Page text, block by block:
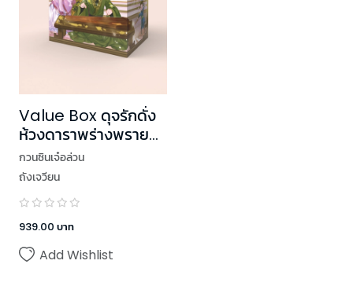
Value Box ดุจรักดั่ง
ห้วงดาราพร่างพราย
(เล่ม 7 + Box)
กวนซินเจ๋อล่วน
ถังเจวียน
939.00 บาท
Add Wishlist